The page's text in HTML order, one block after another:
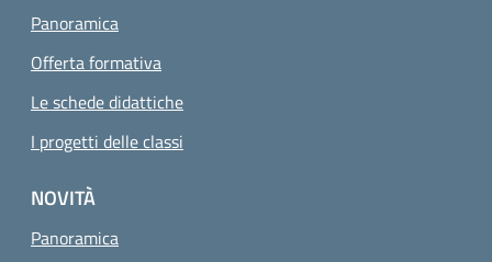
Panoramica
Offerta formativa
Le schede didattiche
I progetti delle classi
NOVITÀ
Panoramica